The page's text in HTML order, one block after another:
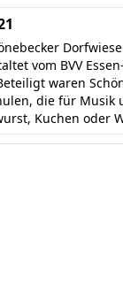
vom BVV
waren
die für Musik
Kuchen oder